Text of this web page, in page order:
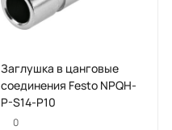
Заглушка в цанговые
соединения Festo NPQH-
P-S14-P10
0